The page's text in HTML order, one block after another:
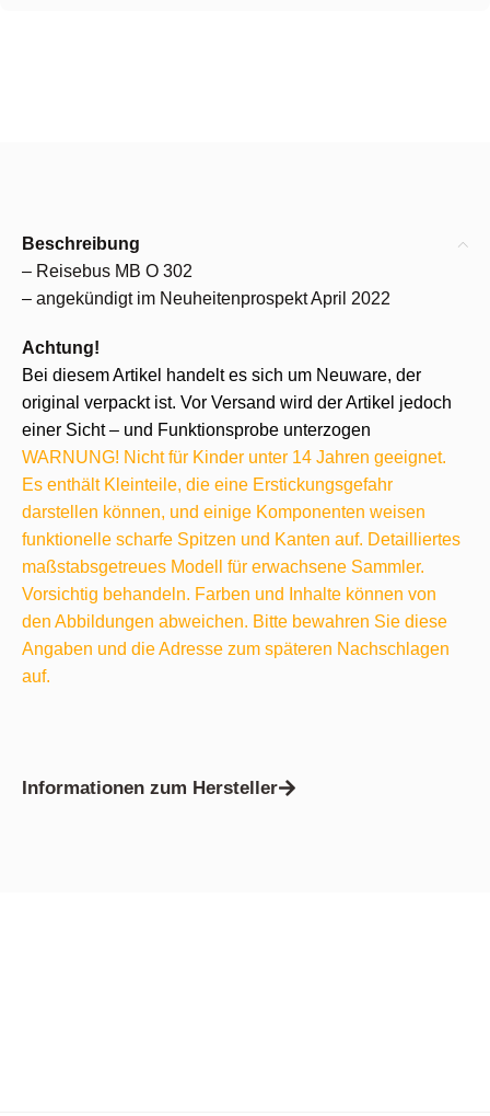
Beschreibung
– Reisebus MB O 302
– angekündigt im Neuheitenprospekt April 2022
Achtung!
Bei diesem Artikel handelt es sich um Neuware, der
original verpackt ist. Vor Versand wird der Artikel jedoch
einer Sicht – und Funktionsprobe unterzogen
WARNUNG! Nicht für Kinder unter 14 Jahren geeignet.
Es enthält Kleinteile, die eine Erstickungsgefahr
darstellen können, und einige Komponenten weisen
funktionelle scharfe Spitzen und Kanten auf. Detailliertes
maßstabsgetreues Modell für erwachsene Sammler.
Vorsichtig behandeln. Farben und Inhalte können von
den Abbildungen abweichen. Bitte bewahren Sie diese
Angaben und die Adresse zum späteren Nachschlagen
auf.
Informationen zum Hersteller